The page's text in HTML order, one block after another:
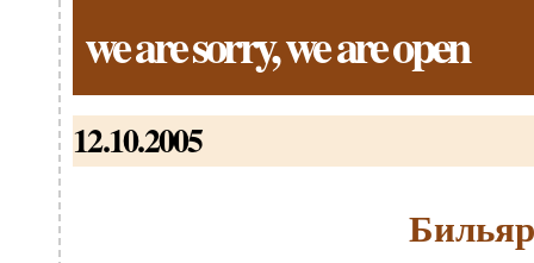
we are sorry, we are open
12.10.2005